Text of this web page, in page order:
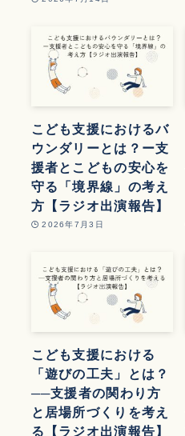
こども支援におけるバ
ウンダリーとは？ー支
援者とこどもの安心を
守る「境界線」の考え
方【ラジオ出演報告】
2026年7月3日
こども支援における
「遊びの工夫」とは？
──支援者の関わり方
と居場所づくりを考え
る【ラジオ出演報告】